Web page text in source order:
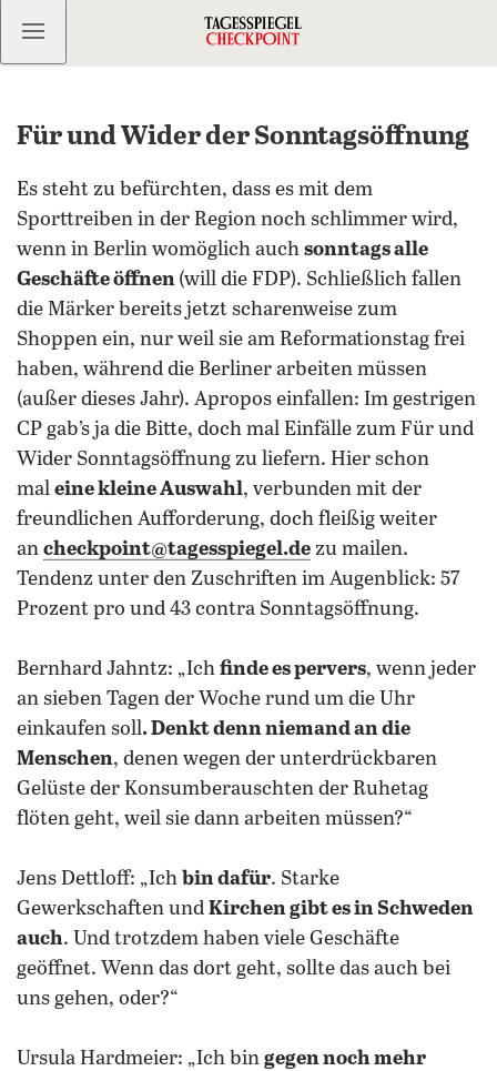
Kostenlos anmelden
Für und Wider der Sonntagsöffnung
Es steht zu befürchten, dass es mit dem
Sporttreiben in der Region noch schlimmer wird,
wenn in Berlin womöglich auch sonntags alle
Geschäfte öffnen (will die FDP). Schließlich fallen
die Märker bereits jetzt scharenweise zum
Shoppen ein, nur weil sie am Reformationstag frei
haben, während die Berliner arbeiten müssen
(außer dieses Jahr). Apropos einfallen: Im gestrigen
CP gab’s ja die Bitte, doch mal Einfälle zum Für und
Wider Sonntagsöffnung zu liefern. Hier schon
mal eine kleine Auswahl, verbunden mit der
freundlichen Aufforderung, doch fleißig weiter
an checkpoint@tagesspiegel.de zu mailen.
Tendenz unter den Zuschriften im Augenblick: 57
Prozent pro und 43 contra Sonntagsöffnung.
Bernhard Jahntz: „Ich finde es pervers, wenn jeder
an sieben Tagen der Woche rund um die Uhr
einkaufen soll. Denkt denn niemand an die
Menschen, denen wegen der unterdrückbaren
Gelüste der Konsumberauschten der Ruhetag
flöten geht, weil sie dann arbeiten müssen?“
Jens Dettloff: „Ich bin dafür. Starke
Gewerkschaften und Kirchen gibt es in Schweden
auch. Und trotzdem haben viele Geschäfte
geöffnet. Wenn das dort geht, sollte das auch bei
uns gehen, oder?“
Ursula Hardmeier: „Ich bin gegen noch mehr